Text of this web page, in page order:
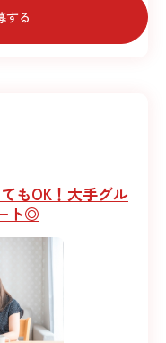
する
もOK！大手グル
ト◎